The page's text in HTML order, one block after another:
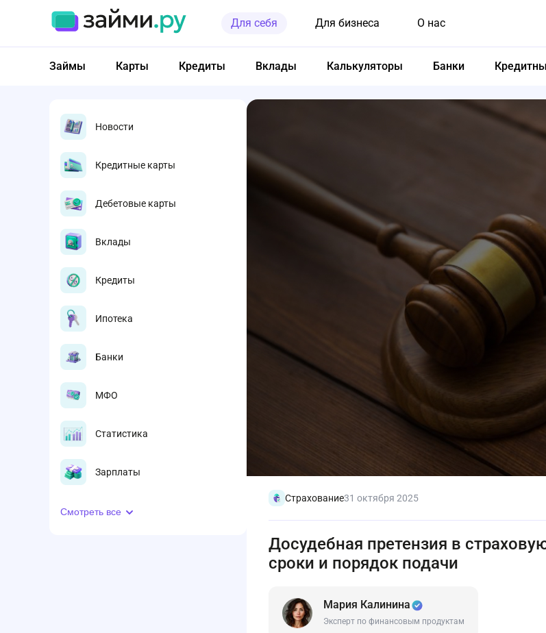
Для себя Для бизнеса О нас
Займы Карты Кредиты Вклады Калькуляторы Банки
Новости
Кредитные карты
Дебетовые карты
Вклады
Кредиты
Ипотека
Банки
МФО
Статистика
Зарплаты
Смотреть все
Страхование31 октября 2025
Досудебная претензия в
сроки и порядок подачи
Мария Калинина
Эксперт по финансовым продуктам